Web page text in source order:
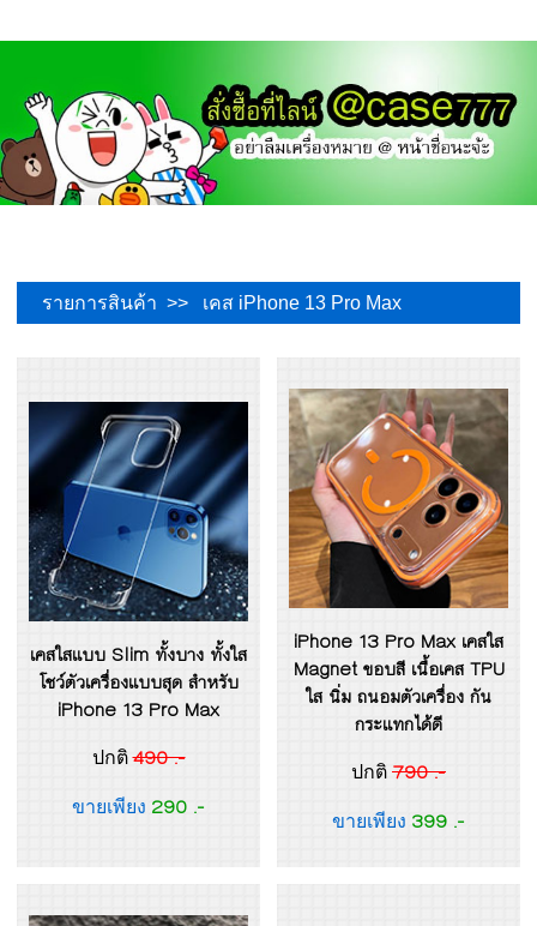
รายการสินค้า >> เคส iPhone 13 Pro Max
เคสใสแบบ Slim ทั้งบาง ทั้งใส
โชว์ตัวเครื่องแบบสุด สำหรับ
iPhone 13 Pro Max
ปกติ490 .-
ขายเพียง 290 .-
iPhone 13 Pro Max เคสใส
Magnet ขอบสี เนื้อเคส TPU
ใส นิ่ม ถนอมตัวเครื่อง กัน
กระแทกได้ดี
ปกติ 790 .-
ขายเพียง 399 .-